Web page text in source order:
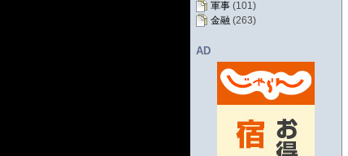
軍事 (101)
金融 (263)
AD